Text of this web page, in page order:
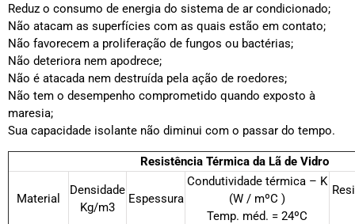
Reduz o consumo de energia do sistema de ar condicionado;
Não atacam as superfícies com as quais estão em contato;
Não favorecem a proliferação de fungos ou bactérias;
Não deteriora nem apodrece;
Não é atacada nem destruída pela ação de roedores;
Não tem o desempenho comprometido quando exposto à
maresia;
Sua capacidade isolante não diminui com o passar do tempo.
Resistência Térmica da Lã de Vidro
Material
Densidade
Kg/m3
Espessura
Condutividade térmica – K
(W / mºC )
Temp. méd. = 24ºC